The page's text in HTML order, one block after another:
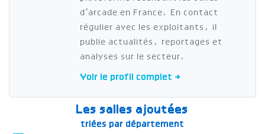
d’arcade en France. En contact
régulier avec les exploitants, il
publie actualités, reportages et
analyses sur le secteur.
Voir le profil complet →
Les salles ajoutées
triées par département